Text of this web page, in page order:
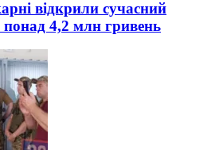
відкрили сучасний
понад 4,2 млн гривень